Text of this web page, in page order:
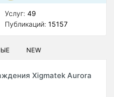
Услуг: 49
Публикаций: 15157
NEW
Xigmatek Aurora